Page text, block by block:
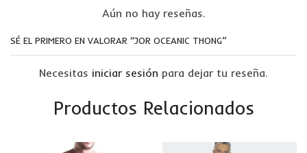
Aún no hay reseñas.
SÉ EL PRIMERO EN VALORAR “JOR OCEANIC THONG”
Necesitas iniciar sesión para dejar tu reseña.
Productos Relacionados